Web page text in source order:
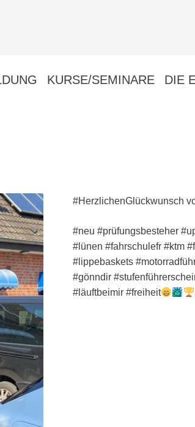
KURSE/SEMINARE DIE
#HerzlichenGlückwunsch
#neu #prüfungsbesteher
#lünen #fahrschulefr #ktm
#lippebaskets
#gönndir
#läuftbeimir #freiheit